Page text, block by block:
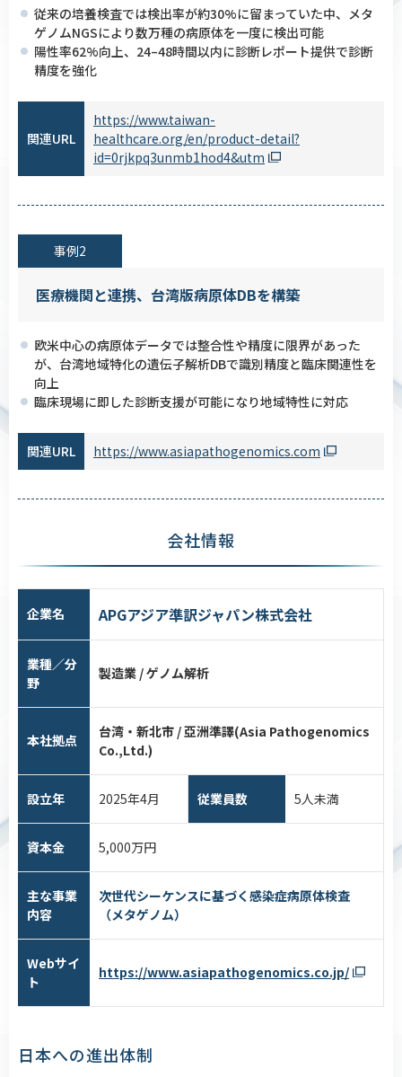
従来の培養検査では検出率が約30%に留まっていた中、メタ
ゲノムNGSにより数万種の病原体を一度に検出可能
陽性率62%向上、24–48時間以内に診断レポート提供で診断
精度を強化
関連URL
https://www.taiwan-
healthcare.org/en/product-detail?
id=0rjkpq3unmb1hod4&utm
事例2
医療機関と連携、台湾版病原体DBを構築
欧米中心の病原体データでは整合性や精度に限界があった
が、台湾地域特化の遺伝子解析DBで識別精度と臨床関連性を
向上
臨床現場に即した診断支援が可能になり地域特性に対応
関連URL https://www.asiapathogenomics.com
会社情報
企業名 APGアジア準訳ジャパン株式会社
業種／分
野
製造業 / ゲノム解析
本社拠点
台湾・新北市 / 亞洲準譯(Asia Pathogenomics
Co.,Ltd.)
設立年 2025年4月 従業員数 5人未満
資本金 5,000万円
主な事業
内容
次世代シーケンスに基づく感染症病原体検査
（メタゲノム）
Webサイ
ト
https://www.asiapathogenomics.co.jp/
日本への進出体制